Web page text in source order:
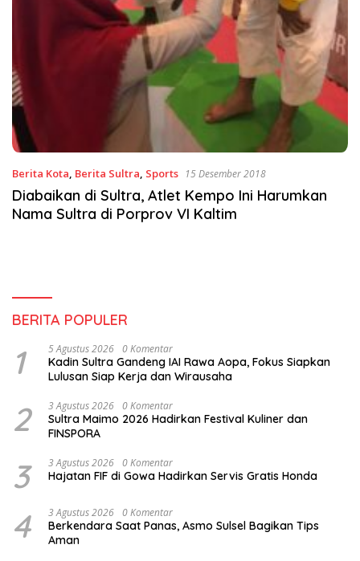
Berita Kota, Berita Sultra, Sports 15 Desember 2018
Diabaikan di Sultra, Atlet Kempo Ini Harumkan
Nama Sultra di Porprov VI Kaltim
BERITA POPULER
1 5 Agustus 2026 0 Komentar
Kadin Sultra Gandeng IAI Rawa Aopa, Fokus Siapkan
Lulusan Siap Kerja dan Wirausaha
2 3 Agustus 2026 0 Komentar
Sultra Maimo 2026 Hadirkan Festival Kuliner dan
FINSPORA
3 3 Agustus 2026 0 Komentar
Hajatan FIF di Gowa Hadirkan Servis Gratis Honda
4 3 Agustus 2026 0 Komentar
Berkendara Saat Panas, Asmo Sulsel Bagikan Tips
Aman